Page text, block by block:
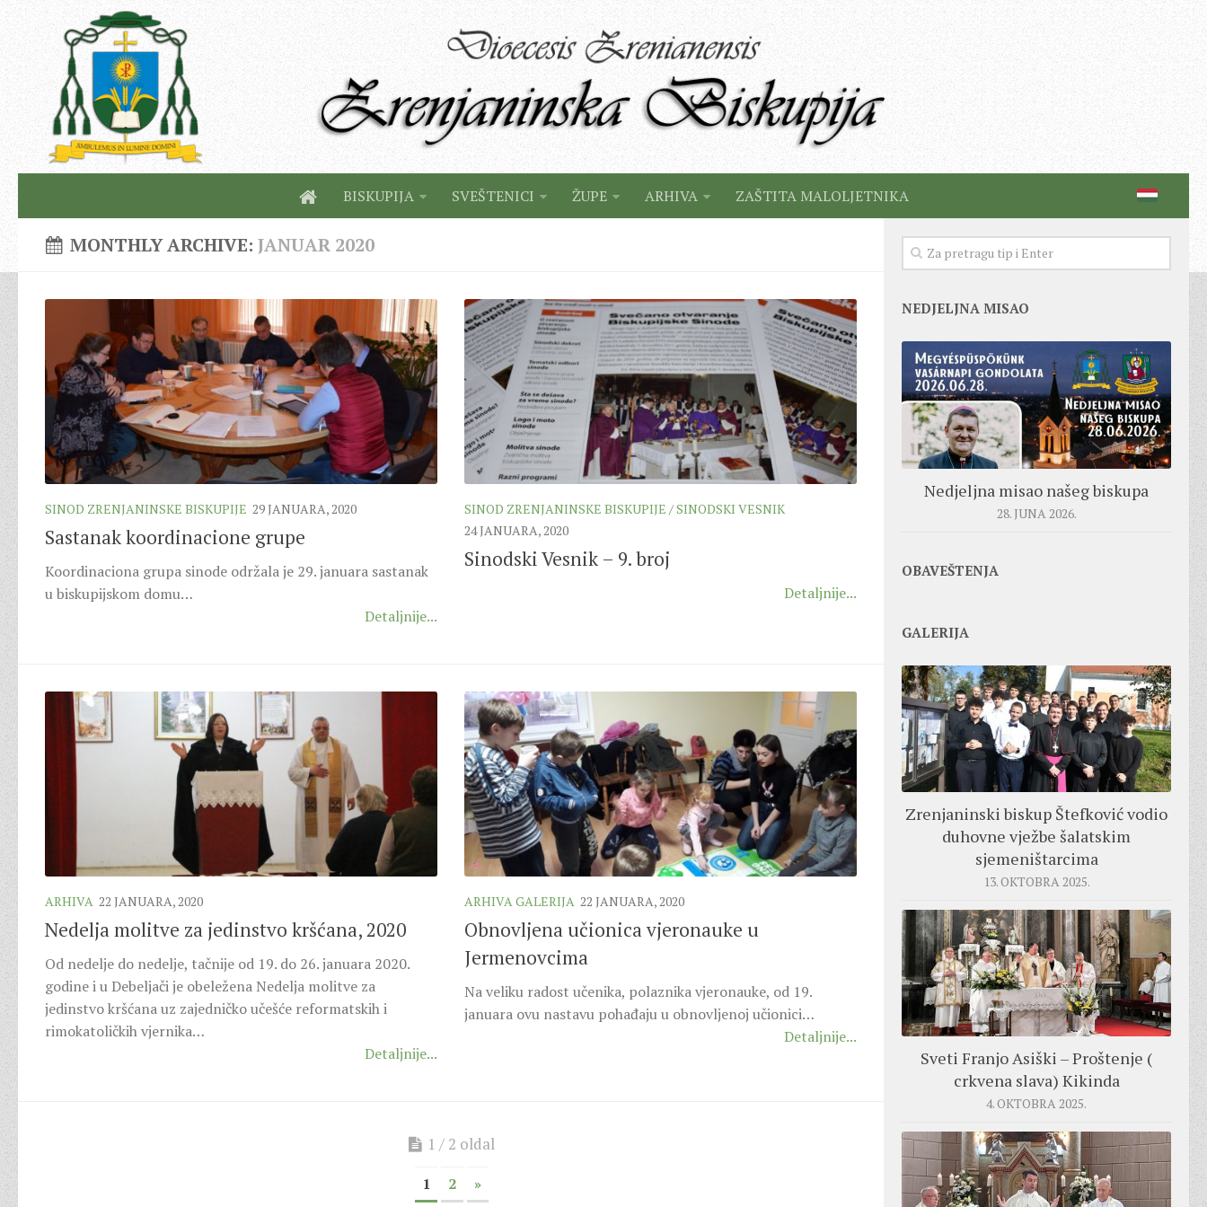
BISKUPIJA SVEŠTENICI ŽUPE ARHIVA ZAŠTITA MALOLJETNIKA
MONTHLY ARCHIVE: JANUAR 2020
SINOD ZRENJANINSKE BISKUPIJE 29 JANUARA, 2020
Sastanak koordinacione grupe
Koordinaciona grupa sinode održala je 29. januara sastanak
u biskupijskom domu…
Detaljnije...
SINOD ZRENJANINSKE BISKUPIJE /SINODSKI VESNIK
24 JANUARA, 2020
Sinodski Vesnik – 9. broj
Detaljnije...
ARHIVA 22 JANUARA, 2020
Nedelja molitve za jedinstvo kršćana, 2020
Od nedelje do nedelje, tačnije od 19. do 26. januara 2020.
godine i u Debeljači je obeležena Nedelja molitve za
jedinstvo kršćana uz zajedničko učešće reformatskih i
rimokatoličkih vjernika…
Detaljnije...
ARHIVA GALERIJA 22 JANUARA, 2020
Obnovljena učionica vjeronauke u
Jermenovcima
Na veliku radost učenika, polaznika vjeronauke, od 19.
januara ovu nastavu pohađaju u obnovljenoj učionici…
Detaljnije...
1 / 2 oldal
1 2 »
NEDJELJNA MISAO
Nedjeljna misao našeg biskupa
28. JUNA 2026.
OBAVEŠTENJA
GALERIJA
Zrenjaninski biskup Štefković vodio
duhovne vježbe šalatskim
sjemeništarcima
13. OKTOBRA 2025.
Sveti Franjo Asiški – Proštenje (
crkvena slava) Kikinda
4. OKTOBRA 2025.